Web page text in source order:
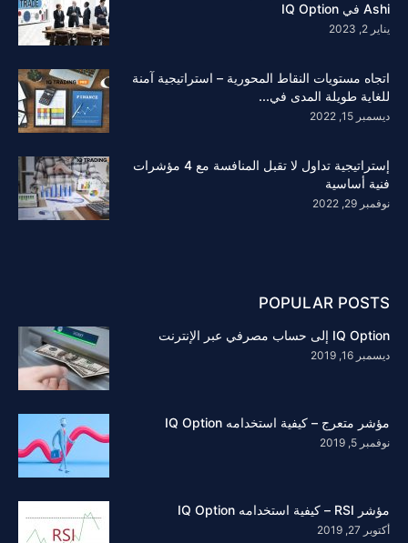
Ashi في IQ Option
يناير 2, 2023
اتجاه مستويات النقاط المحورية – استراتيجية آمنة
للغاية طويلة المدى في...
ديسمبر 15, 2022
إستراتيجية تداول لا تقبل المنافسة مع 4 مؤشرات
فنية أساسية
نوفمبر 29, 2022
POPULAR POSTS
IQ Option إلى حساب مصرفي عبر الإنترنت
ديسمبر 16, 2019
مؤشر متعرج – كيفية استخدامه IQ Option
نوفمبر 5, 2019
مؤشر RSI – كيفية استخدامه IQ Option
أكتوبر 27, 2019